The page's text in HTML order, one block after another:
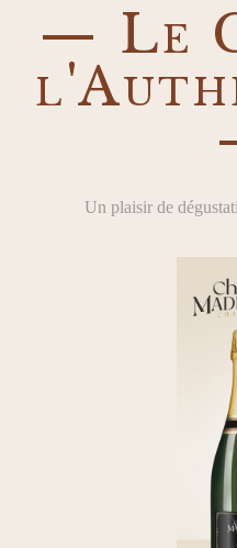
— Le
Un plaisir de